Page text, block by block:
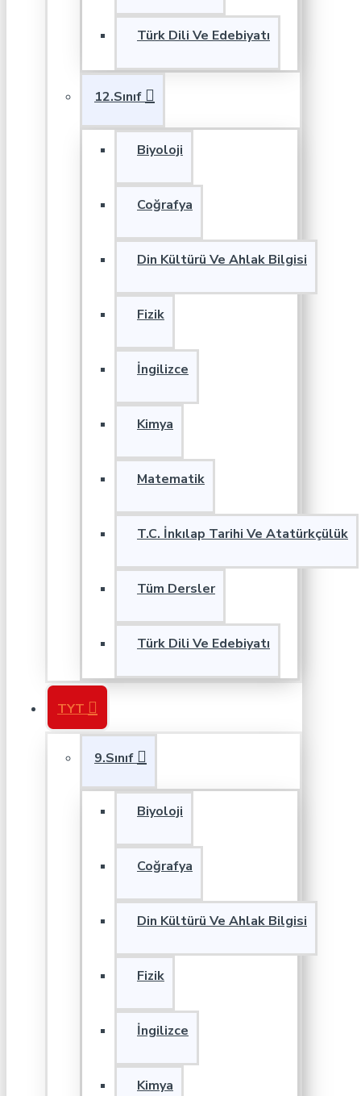
Türk Dili Ve Edebiyatı
12.Sınıf
Biyoloji
Coğrafya
Din Kültürü Ve Ahlak Bilgisi
Fizik
İngilizce
Kimya
Matematik
T.C. İnkılap Tarihi Ve Atatürkçülük
Tüm Dersler
Türk Dili Ve Edebiyatı
TYT
9.Sınıf
Biyoloji
Coğrafya
Din Kültürü Ve Ahlak Bilgisi
Fizik
İngilizce
Kimya